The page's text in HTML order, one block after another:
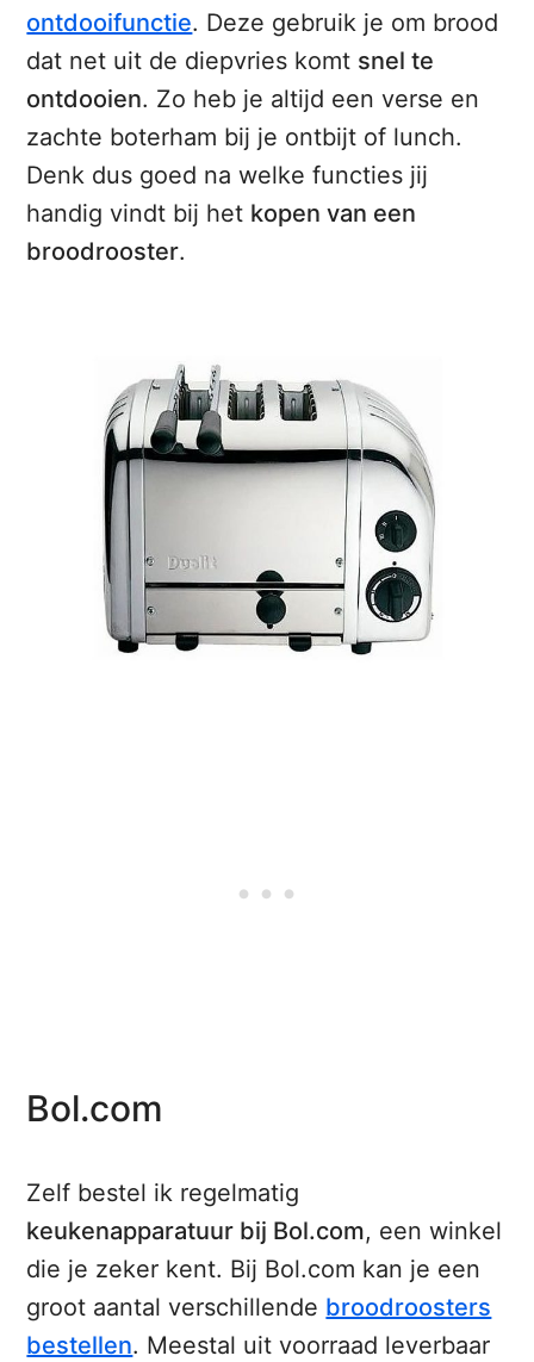
ontdooifunctie. Deze gebruik je om brood
dat net uit de diepvries komt snel te
ontdooien. Zo heb je altijd een verse en
zachte boterham bij je ontbijt of lunch.
Denk dus goed na welke functies jij
handig vindt bij het kopen van een
broodrooster.
Bol.com
Zelf bestel ik regelmatig
keukenapparatuur bij Bol.com, een winkel
die je zeker kent. Bij Bol.com kan je een
groot aantal verschillende broodroosters
bestellen. Meestal uit voorraad leverbaar